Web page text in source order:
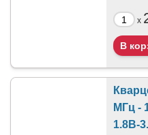
x
МГц -
1.8В-